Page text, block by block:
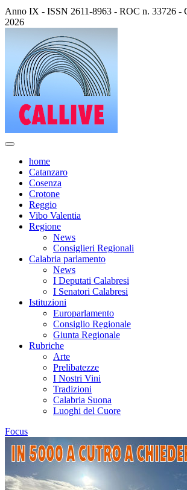
Anno IX - ISSN 2611-8963 - ROC n. 33726 -
2026
home
Catanzaro
Cosenza
Crotone
Reggio
Vibo Valentia
Regione
News
Consiglieri Regionali
Calabria parlamento
News
I Deputati Calabresi
I Senatori Calabresi
Istituzioni
Europarlamento
Consiglio Regionale
Giunta Regionale
Rubriche
Arte
Prelibatezze
I Nostri Vini
Tradizioni
Calabria Suona
Luoghi del Cuore
Focus